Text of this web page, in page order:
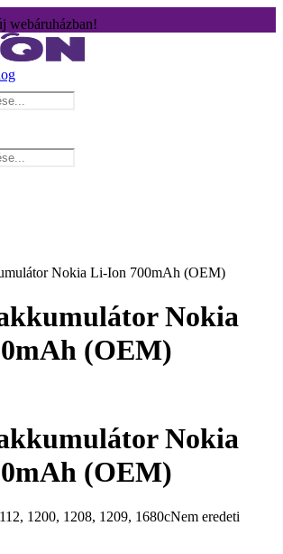
webáruházban!
Nokia Li-Ion 700mAh (OEM)
Nokia
(OEM)
Nokia
(OEM)
1200, 1208, 1209, 1680cNem eredeti